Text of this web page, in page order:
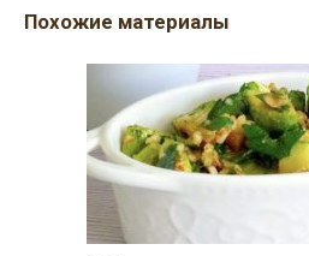
Похожие материалы